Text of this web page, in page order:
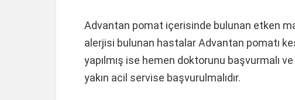
Advantan pomat içerisinde bulunan etken
alerjisi bulunan hastalar Advantan pomatı
yapılmış ise hemen doktorunu başvurmalı
yakın acil servise başvurulmalıdır.